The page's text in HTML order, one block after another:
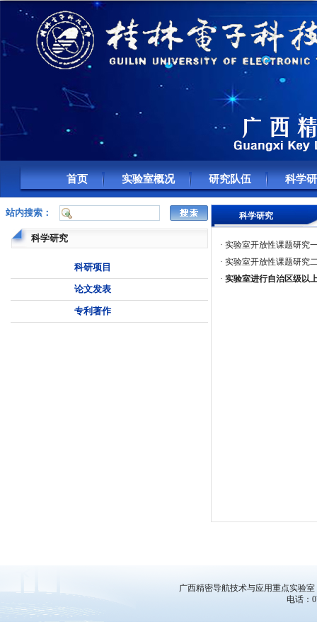
首页 实验室概况 研究队伍 科学
站内搜索：
科学研究
科研项目
论文发表
专利著作
科学研究
· 实验室开放性课题研究
· 实验室开放性课题研究
· 实验室进行自治区级以
广西精密导航技术与应用重点实验
电话：